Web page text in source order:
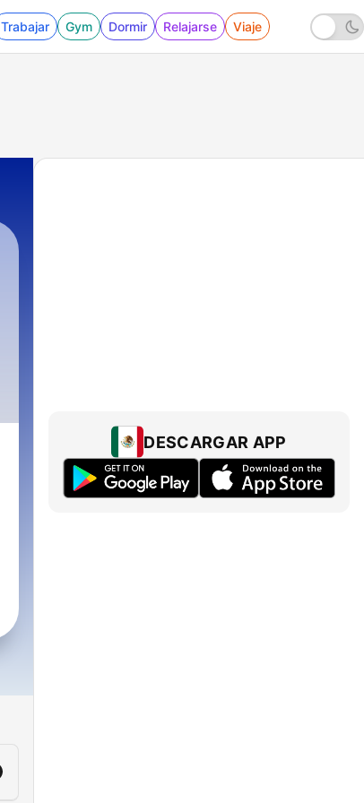
Trabajar Gym Dormir Relajarse Viaje
DESCARGAR APP